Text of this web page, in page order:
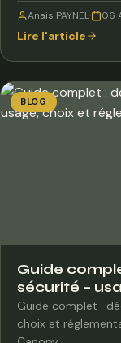
Anais PAYNEL 06
Lire l'article
BLOG
Guide
sécurité –
en France
Guide complet :
choix et